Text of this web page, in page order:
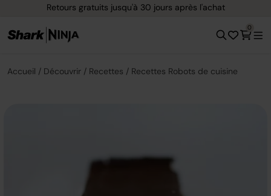
Retours gratuits jusqu'à 30 jours après l'achat
0
Accueil Découvrir Recettes Recettes Robots de cuisine